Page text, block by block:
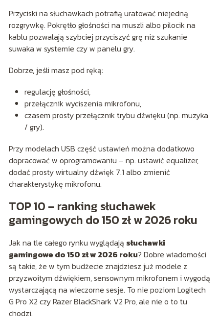
Przyciski na słuchawkach potrafią uratować niejedną
rozgrywkę. Pokrętło głośności na muszli albo pilocik na
kablu pozwalają szybciej przyciszyć grę niż szukanie
suwaka w systemie czy w panelu gry.
Dobrze, jeśli masz pod ręką:
regulację głośności,
przełącznik wyciszenia mikrofonu,
czasem prosty przełącznik trybu dźwięku (np. muzyka
/ gry).
Przy modelach USB część ustawień można dodatkowo
dopracować w oprogramowaniu – np. ustawić equalizer,
dodać prosty wirtualny dźwięk 7.1 albo zmienić
charakterystykę mikrofonu.
TOP 10 – ranking słuchawek
gamingowych do 150 zł w 2026 roku
Jak na tle całego rynku wyglądają słuchawki
gamingowe do 150 zł w 2026 roku? Dobre wiadomości
są takie, że w tym budżecie znajdziesz już modele z
przyzwoitym dźwiękiem, sensownym mikrofonem i wygodą
wystarczającą na wieczorne sesje. To nie poziom Logitech
G Pro X2 czy Razer BlackShark V2 Pro, ale nie o to tu
chodzi.